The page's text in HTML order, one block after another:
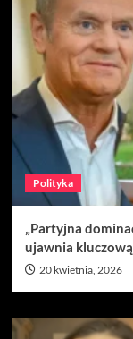
Polityka
„Partyjna
ujawnia
20 kwietnia, 2026